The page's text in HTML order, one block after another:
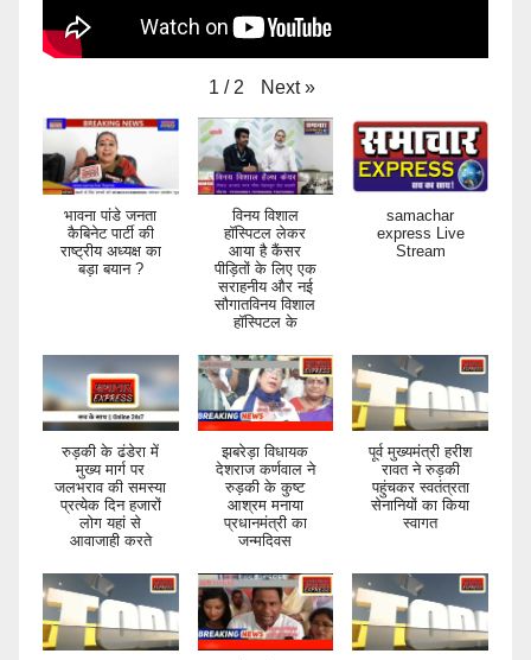
1 / 2 Next »
भावना पांडे जनता
कैबिनेट पार्टी की
राष्ट्रीय अध्यक्ष का
बड़ा बयान ?
विनय विशाल
हॉस्पिटल लेकर
आया है कैंसर
पीड़ितों के लिए एक
सराहनीय और नई
सौगातविनय विशाल
हॉस्पिटल के
samachar
express Live
Stream
रुड़की के ढंडेरा में
मुख्य मार्ग पर
जलभराव की समस्या
प्रत्येक दिन हजारों
लोग यहां से
आवाजाही करते
झबरेड़ा विधायक
देशराज कर्णवाल ने
रुड़की के कुष्ट
आश्रम मनाया
प्रधानमंत्री का
जन्मदिवस
पूर्व मुख्यमंत्री हरीश
रावत ने रुड़की
पहुंचकर स्वतंत्रता
सेनानियों का किया
स्वागत